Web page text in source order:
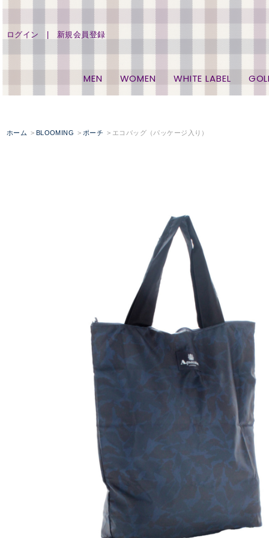
ログイン 新規会員登録
MEN WOMEN WHITE LABEL
ホーム BLOOMING ポーチ エコバッグ（パッケージ入り）